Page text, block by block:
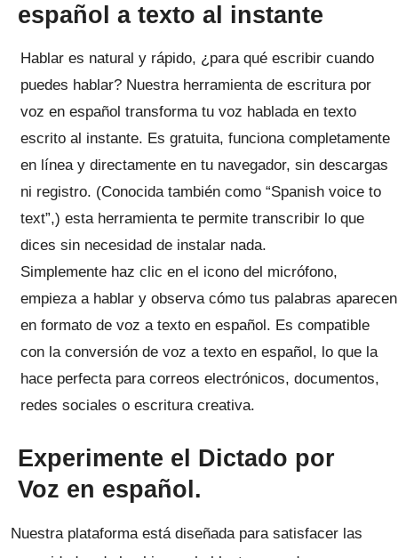
español a texto al instante
Hablar es natural y rápido, ¿para qué escribir cuando
puedes hablar? Nuestra herramienta de escritura por
voz en español transforma tu voz hablada en texto
escrito al instante. Es gratuita, funciona completamente
en línea y directamente en tu navegador, sin descargas
ni registro. (Conocida también como “Spanish voice to
text”,) esta herramienta te permite transcribir lo que
dices sin necesidad de instalar nada.
Simplemente haz clic en el icono del micrófono,
empieza a hablar y observa cómo tus palabras aparecen
en formato de voz a texto en español. Es compatible
con la conversión de voz a texto en español, lo que la
hace perfecta para correos electrónicos, documentos,
redes sociales o escritura creativa.
Experimente el Dictado por
Voz en español.
Nuestra plataforma está diseñada para satisfacer las